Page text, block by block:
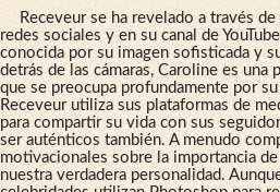
Receveur se ha revelado a través
redes sociales y en su canal de
conocida por su imagen sofisticada y
detrás de las cámaras, Caroline es una
que se preocupa profundamente por
Receveur utiliza sus plataformas de
para compartir su vida con sus
ser auténticos también. A menudo
motivacionales sobre la importancia
nuestra verdadera personalidad.